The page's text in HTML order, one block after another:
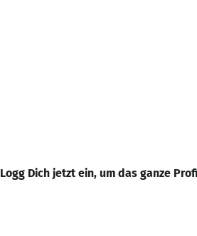
Logg Dich jetzt ein, um das ganze